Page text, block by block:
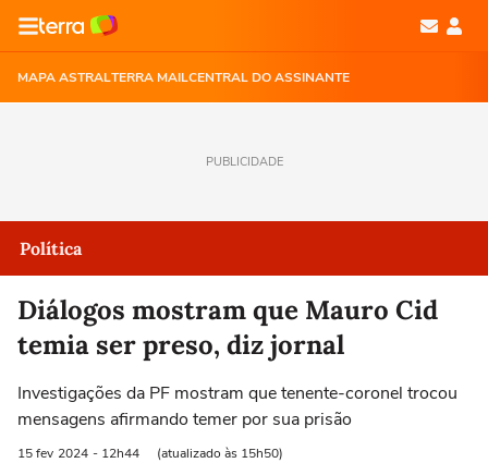
MAPA ASTRALTERRA MAILCENTRAL DO ASSINANTE
PUBLICIDADE
Política
Diálogos mostram que Mauro Cid
temia ser preso, diz jornal
Investigações da PF mostram que tenente-coronel trocou
mensagens afirmando temer por sua prisão
15 fev 2024 - 12h44 (atualizado às 15h50)